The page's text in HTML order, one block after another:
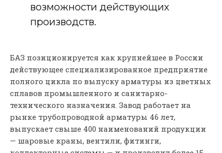
возможности действующих
производств.
БАЗ позиционируется как крупнейшее в России
действующее специализированное предприятие
полного цикла по выпуску арматуры из цветных
сплавов промышленного и санитарно-
технического назначения. Завод работает на
рынке трубопроводной арматуры 46 лет,
выпускает свыше 400 наименований продукции
— шаровые краны, вентили, фитинги,